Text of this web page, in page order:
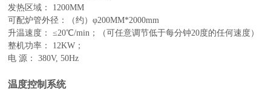
发热区域：
1200MM
可配炉管外径：
（约）φ200MM*2000mm
升温速度：
≤20℃/min；（可任意调节低于每分钟20度的任何速度）
整机功率：
12KW；
电 源： 380V, 50Hz
温度控制系统